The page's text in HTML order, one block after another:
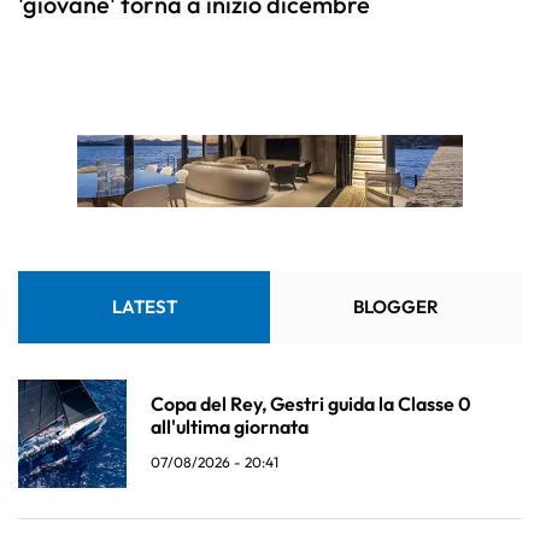
LATEST BLOGGER
Copa del Rey, Gestri guida la Classe 0
all'ultima giornata
07/08/2026 - 20:41